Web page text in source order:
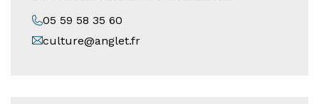
05 59 58 35 60
culture@anglet.fr